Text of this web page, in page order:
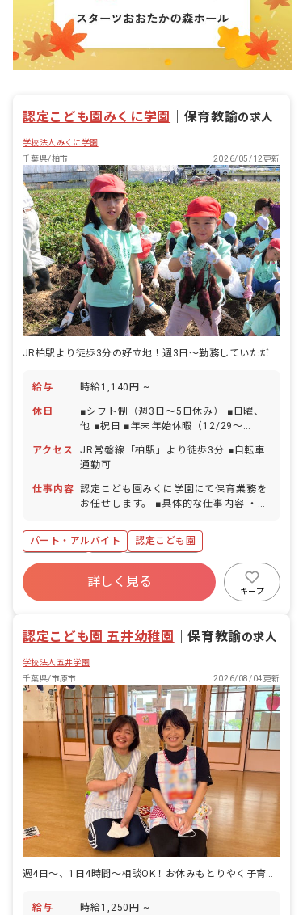
認定こども園みくに学園 保育教諭の求人
学校法人みくに学園
千葉県/柏市
2026/05/12更新
JR柏駅より徒歩3分の好立地！週3日～勤務していただくパート職員を募集
給与 時給1,140円 ~
休日
■シフト制（週3日～5日休み） ■日曜、
他 ■祝日 ■年末年始休暇（12/29～
位での取得可／5日以上の連休相談OK）
■慶弔休暇 ■産前産後・育児休暇（取得
率100％・復帰率92％） ■特別休暇 ・お
子様の体調不良や行事による遅刻・早
アクセス
JR常磐線「柏駅」より徒歩3分 ■自転車
通勤可
仕事内容 認定こども園みくに学園にて保育業務を
お任せします。 ■具体的な仕事内容 ・乳
パート・アルバイト
認定こども園
残業少なめ
有給
福利厚生充実
昇給昇進あり
産休育休制度
正社員登用
詳しく見る
キープ
認定こども園 五井幼稚園 ｜保育教諭の求人
学校法人五井学園
千葉県/市原市
2026/08/04更新
週4日～、1日4時間～相談OK！お休みもとりやく子育て中の方も安心！
給与 時給1,250円 ~